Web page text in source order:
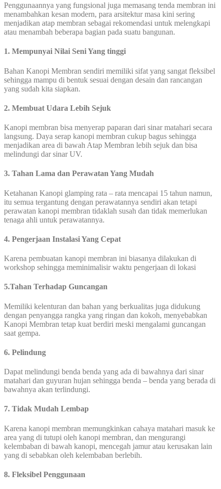
Penggunaannya yang fungsional juga memasang tenda membran ini
menambahkan kesan modern, para arsitektur masa kini sering
menjadikan atap membran sebagai rekomendasi untuk melengkapi
atau menambah beberapa bagian pada suatu bangunan.
1. Mempunyai Nilai Seni Yang tinggi
Bahan Kanopi Membran sendiri memiliki sifat yang sangat fleksibel
sehingga mampu di bentuk sesuai dengan desain dan rancangan
yang sudah kita siapkan.
2. Membuat Udara Lebih Sejuk
Kanopi membran bisa menyerap paparan dari sinar matahari secara
langsung. Daya serap kanopi membran cukup bagus sehingga
menjadikan area di bawah Atap Membran lebih sejuk dan bisa
melindungi dar sinar UV.
3. Tahan Lama dan Perawatan Yang Mudah
Ketahanan Kanopi glamping rata – rata mencapai 15 tahun namun,
itu semua tergantung dengan perawatannya sendiri akan tetapi
perawatan kanopi membran tidaklah susah dan tidak memerlukan
tenaga ahli untuk perawatannya.
4. Pengerjaan Instalasi Yang Cepat
Karena pembuatan kanopi membran ini biasanya dilakukan di
workshop sehingga meminimalisir waktu pengerjaan di lokasi
5.Tahan Terhadap Guncangan
Memiliki kelenturan dan bahan yang berkualitas juga didukung
dengan penyangga rangka yang ringan dan kokoh, menyebabkan
Kanopi Membran tetap kuat berdiri meski mengalami guncangan
saat gempa.
6. Pelindung
Dapat melindungi benda benda yang ada di bawahnya dari sinar
matahari dan guyuran hujan sehingga benda – benda yang berada di
bawahnya akan terlindungi.
7. Tidak Mudah Lembap
Karena kanopi membran memungkinkan cahaya matahari masuk ke
area yang di tutupi oleh kanopi membran, dan mengurangi
kelembaban di bawah kanopi, mencegah jamur atau kerusakan lain
yang di sebabkan oleh kelembaban berlebih.
8. Fleksibel Penggunaan